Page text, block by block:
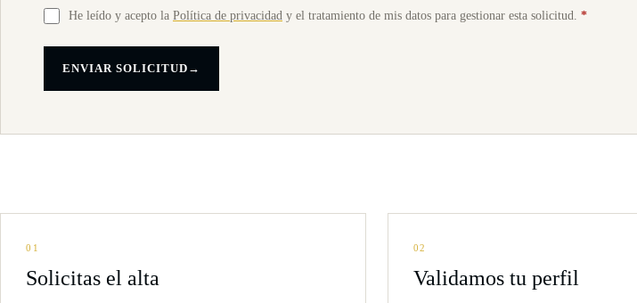
He leído y acepto la Política de privacidad y el tratamiento de mis datos para gestionar esta solicitud. *
ENVIAR SOLICITUD →
01
Solicitas el alta
02
Validamos tu perfil